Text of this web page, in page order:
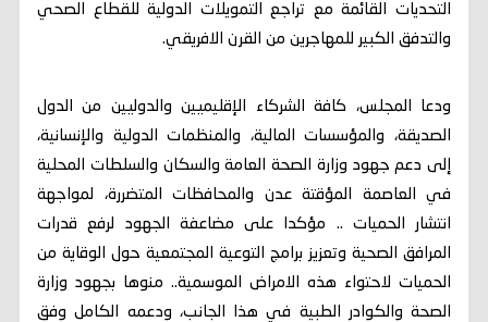
التحديات القائمة مع تراجع التمويلات الدولية للقطاع الصحي
والتدفق الكبير للمهاجرين من القرن الافريقي.
ودعا المجلس، كافة الشركاء الإقليميين والدوليين من الدول
الصديقة، والمؤسسات المالية، والمنظمات الدولية والإنسانية،
إلى دعم جهود وزارة الصحة العامة والسكان والسلطات المحلية
في العاصمة المؤقتة عدن والمحافظات المتضررة، لمواجهة
انتشار الحميات .. مؤكدا على مضاعفة الجهود لرفع قدرات
المرافق الصحية وتعزيز برامج التوعية المجتمعية حول الوقاية من
الحميات لاحتواء هذه الامراض الموسمية.. منوها بجهود وزارة
الصحة والكوادر الطبية في هذا الجانب، ودعمه الكامل وفق